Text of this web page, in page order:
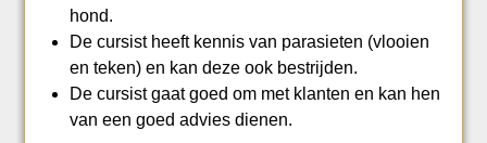
hond.
De cursist heeft kennis van parasieten (vlooien
en teken) en kan deze ook bestrijden.
De cursist gaat goed om met klanten en kan hen
van een goed advies dienen.